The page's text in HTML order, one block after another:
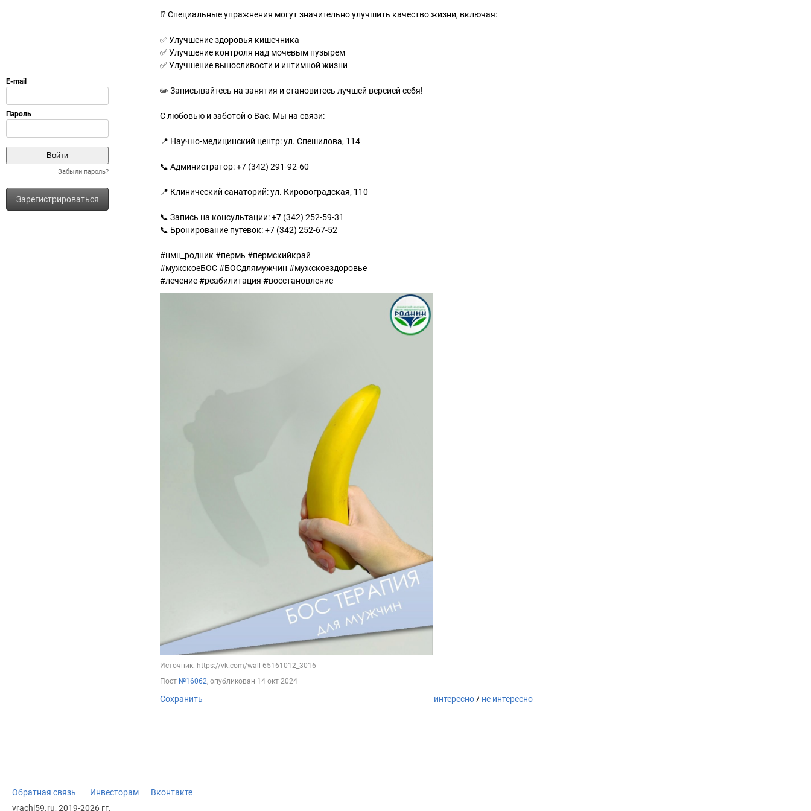
Забыли пароль?
Зарегистрироваться
⁉️ Специальные упражнения могут значительно улучшить качество жизни, включая:
✅ Улучшение здоровья кишечника
✅ Улучшение контроля над мочевым пузырем
✅ Улучшение выносливости и интимной жизни
✏️ Записывайтесь на занятия и становитесь лучшей версией себя!
С любовью и заботой о Вас. Мы на связи:
📍 Научно-медицинский центр: ул. Спешилова, 114
📞 Администратор: +7 (342) 291-92-60
📍 Клинический санаторий: ул. Кировоградская, 110
📞 Запись на консультации: +7 (342) 252-59-31
📞 Бронирование путевок: +7 (342) 252-67-52
#нмц_родник #пермь #пермскийкрай
#мужскоеБОС #БОСдлямужчин #мужскоездоровье
#лечение #реабилитация #восстановление
Источник: https://vk.com/wall-65161012_3016
Пост №16062, опубликован 14 окт 2024
Сохранить интересно / не интересно
Обратная связь Инвесторам
Вконтакте
vrachi59.ru, 2019-2026 гг.